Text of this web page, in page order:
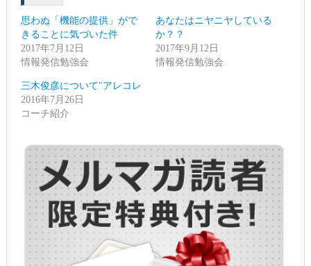
(新
し
い
ウ
ィ
ン
ド
ウ
開
き
ま
す)
ク
し
て
く
だ
さ
い
し
い
ウ
ィ
開
き
ま
す)
思わぬ「機能の提供」がで
きることに気づいた件
2017年7月12日
情報発信勉強会
あなたはニヤニヤしている
か？？
2017年9月12日
情報発信勉強会
三木俊彦について"アレコレ
2016年7月26日
コーチ紹介